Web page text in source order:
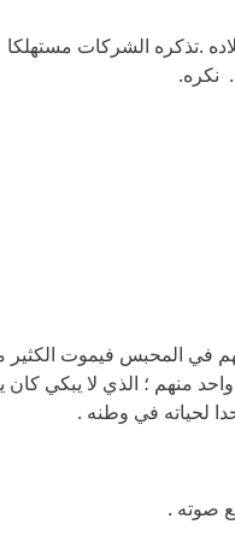
.تذكره الشركات مستهلكا
نكره.
في المحبس فيموت
منهم ؛ الذي لا يبكي كان
لحياته في وطنه .
صوته .